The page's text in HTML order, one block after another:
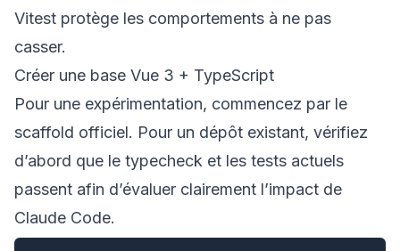
Vitest protège les comportements à ne pas
casser.
Créer une base Vue 3 + TypeScript
Pour une expérimentation, commencez par le
scaffold officiel. Pour un dépôt existant, vérifiez
d’abord que le typecheck et les tests actuels
passent afin d’évaluer clairement l’impact de
Claude Code.